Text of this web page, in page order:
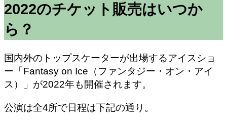
2022のチケット販売はいつか
ら？
国内外のトップスケーターが出場するアイスショ
ー「Fantasy on Ice（ファンタジー・オン・アイ
ス）」が2022年も開催されます。
公演は全4所で日程は下記の通り。